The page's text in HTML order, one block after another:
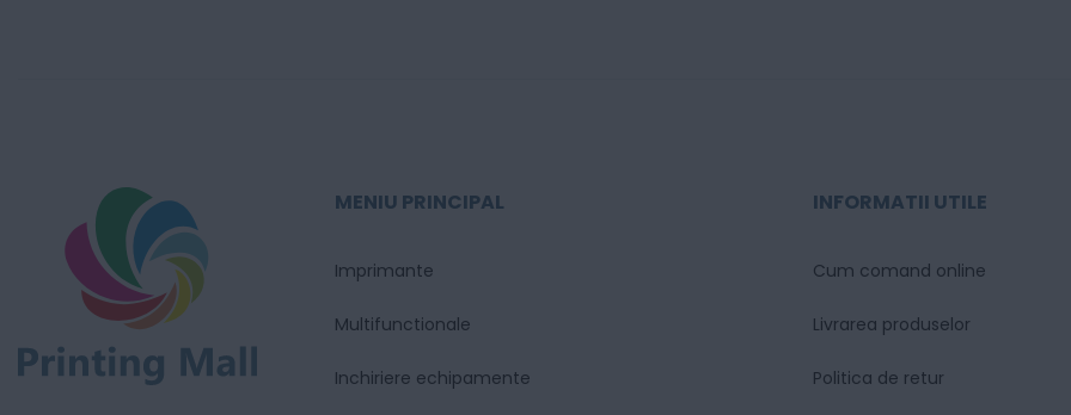
MENIU PRINCIPAL
Imprimante
Multifunctionale
Inchiriere echipamente
INFORMATII UTILE
Cum comand online
Livrarea produselor
Politica de retur